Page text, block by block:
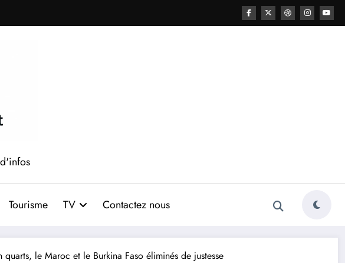
Tourisme TV Contactez nous
le Maroc et le Burkina Faso éliminés de justesse​